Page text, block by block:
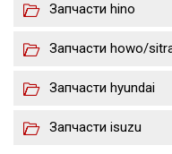
Запчасти hino
Запчасти howo/
Запчасти hyundai
Запчасти isuzu